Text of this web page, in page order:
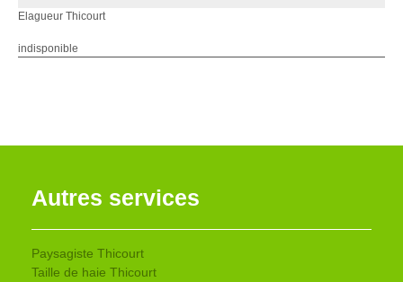
Elagueur Thicourt
indisponible
Autres services
Paysagiste Thicourt
Taille de haie Thicourt